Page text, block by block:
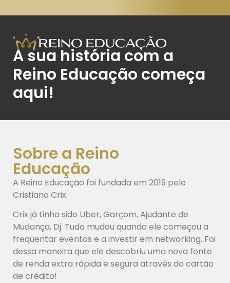
A sua história com a
Reino Educação começa
aqui!
Sobre a Reino
Educação
A Reino Educação foi fundada em 2019 pelo
Cristiano Crix.
Crix já tinha sido Uber, Garçom, Ajudante de
Mudança, Dj. Tudo mudou quando ele começou a
frequentar eventos e a investir em networking. Foi
dessa maneira que ele descobriu uma nova fonte
de renda extra rápida e segura através do cartão
de crédito!